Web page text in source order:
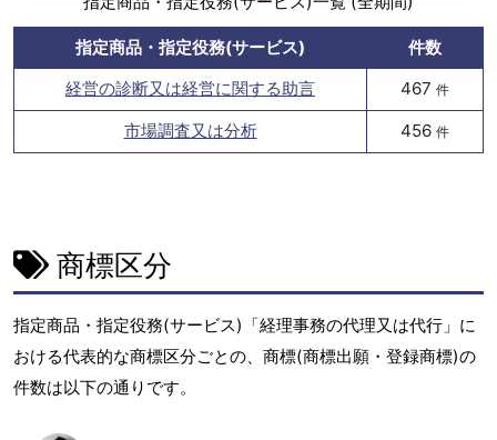
指定商品・指定役務(サービス)
件数
経営の診断又は経営に関する助言
467 件
市場調査又は分析 456 件
商標区分
指定商品・指定役務(サービス)「経理事務の代理又は代行」に
おける代表的な商標区分ごとの、商標(商標出願・登録商標)の
件数は以下の通りです。